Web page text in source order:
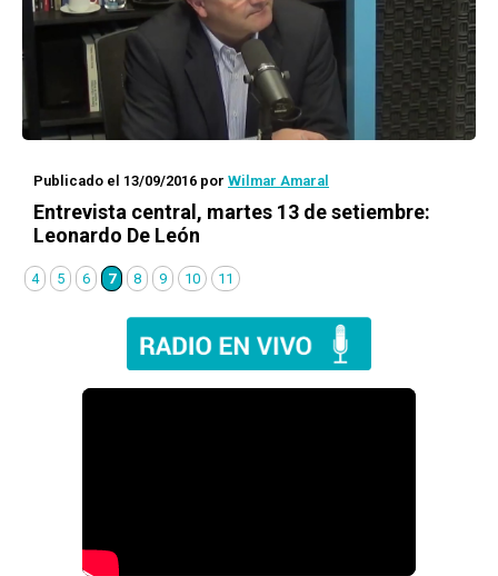
Publicado el 13/09/2016 por Wilmar Amaral
Entrevista central, martes 13 de setiembre:
Leonardo De León
4 5 6 7 8 9 10 11